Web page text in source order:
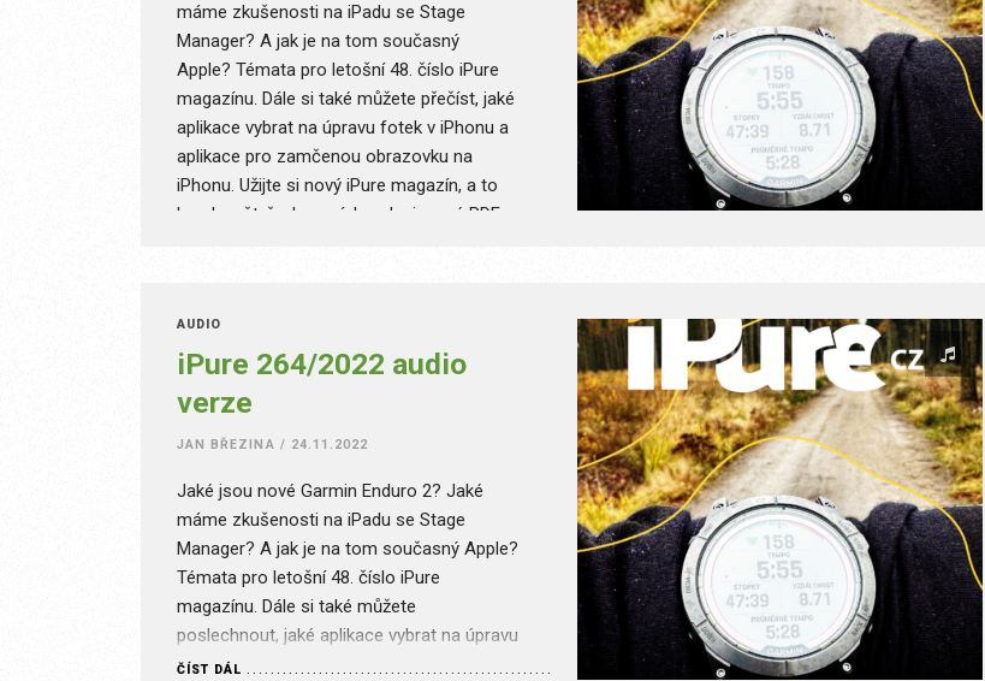
máme zkušenosti na iPadu se Stage
Manager? A jak je na tom současný
Apple? Témata pro letošní 48. číslo iPure
magazínu. Dále si také můžete přečíst, jaké
aplikace vybrat na úpravu fotek v iPhonu a
aplikace pro zamčenou obrazovku na
iPhonu. Užijte si nový iPure magazín, a to
hned ve čtyřech verzích – designové PDF,
AUDIO
iPure 264/2022 audio
verze
JAN BŘEZINA / 24.11.2022
Jaké jsou nové Garmin Enduro 2? Jaké
máme zkušenosti na iPadu se Stage
Manager? A jak je na tom současný Apple?
Témata pro letošní 48. číslo iPure
magazínu. Dále si také můžete
poslechnout, jaké aplikace vybrat na úpravu
fotek v iPhonu a aplikace pro zamčenou
ČÍST DÁL